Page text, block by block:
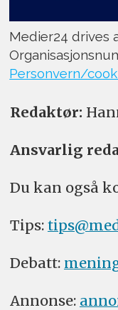
Medier24 drives
Personvern/
Redaktør:
Ansvarlig
Du kan også
Tips:
Debatt:
Annonse: